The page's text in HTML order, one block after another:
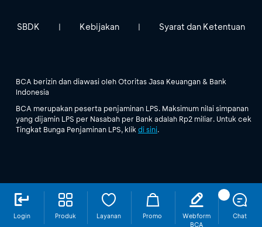
Login Produk Layanan Promo
Webform
BCA
Chat
SBDK | Kebijakan | Syarat dan Ketentuan
BCA berizin dan diawasi oleh Otoritas Jasa Keuangan & Bank
Indonesia
BCA merupakan peserta penjaminan LPS. Maksimum nilai simpanan
yang dijamin LPS per Nasabah per Bank adalah Rp2 miliar. Untuk cek
Tingkat Bunga Penjaminan LPS, klik di sini.